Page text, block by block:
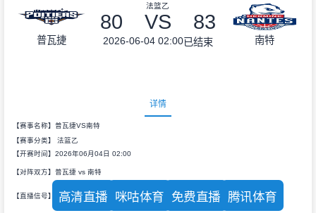
普瓦捷
法篮乙
80 VS 83
2026-06-04 02:00已结束 南特
详情
【赛事名称】普瓦捷VS南特
【赛事分类】 法篮乙
【开赛时间】2026年06月04日 02:00
【对阵双方】普瓦捷 vs 南特
【直播信号】 高清直播 咪咕体育 免费直播 腾讯体育